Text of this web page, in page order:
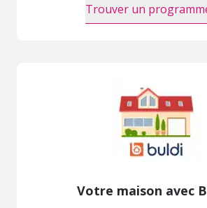
Trouver un
Votre maison avec